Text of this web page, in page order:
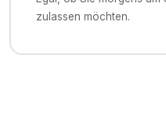
zulassen möchten.